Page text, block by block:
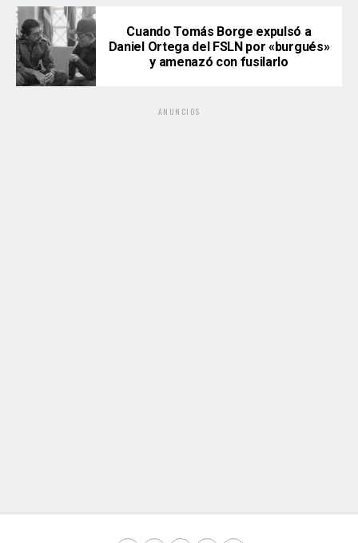
Cuando Tomás Borge expulsó a
Daniel Ortega del FSLN por «burgués»
y amenazó con fusilarlo
ANUNCIOS